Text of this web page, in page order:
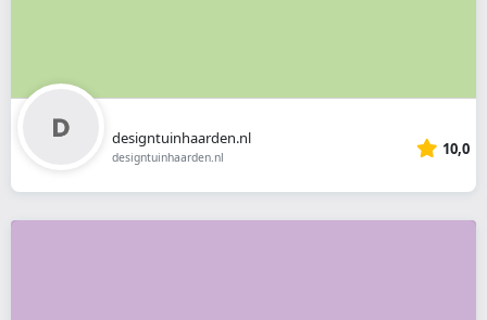
designtuinhaarden.nl
designtuinhaarden.nl 10,0